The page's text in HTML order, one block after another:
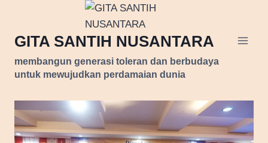
contentGITA SANTIH NUSANTARA
membangun generasi toleran dan berbudaya
untuk mewujudkan perdamaian dunia